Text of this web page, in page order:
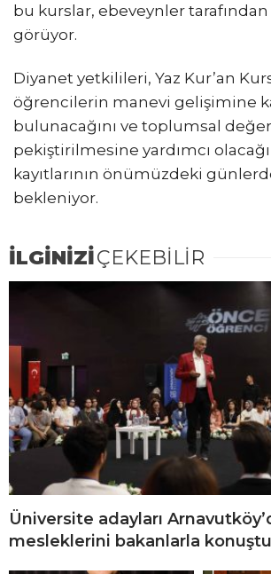
bu kurslar, ebeveynler
görüyor.
Diyanet yetkilileri, Yaz Kur’an
öğrencilerin manevi gelişimine
bulunacağını ve toplumsal
pekiştirilmesine yardımcı
kayıtlarının önümüzdeki
bekleniyor.
İLGİNİZİÇEKEBİLİR
Üniversite adayları
mesleklerini bakanlarla konuştu